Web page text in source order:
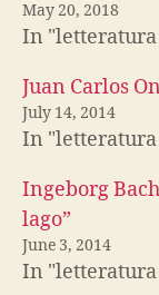
May 20, 2018
In "letteratura
Juan Carlos
July 14, 2014
In
Ingeborg
lago”
June 3, 2014
In "letteratura